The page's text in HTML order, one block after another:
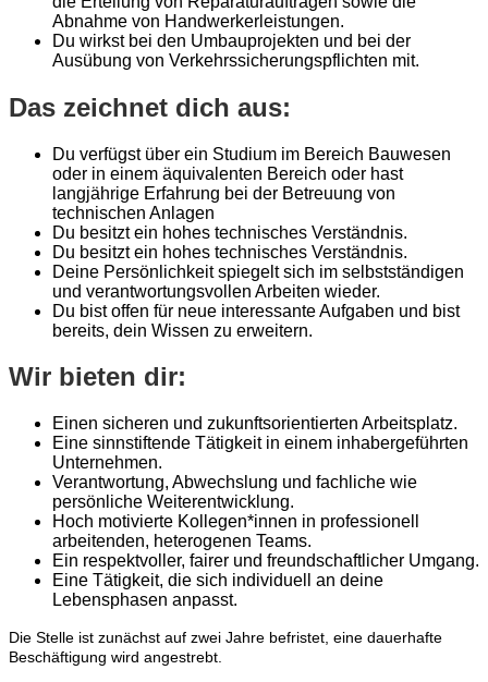
Abnahme von Handwerkerleistungen.
Du wirkst bei den Umbauprojekten und bei der
Ausübung von Verkehrssicherungspflichten mit.
Das zeichnet dich aus:
Du verfügst über ein Studium im Bereich Bauwesen
oder in einem äquivalenten Bereich oder hast
langjährige Erfahrung bei der Betreuung von
technischen Anlagen
Du besitzt ein hohes technisches Verständnis.
Du besitzt ein hohes technisches Verständnis.
Deine Persönlichkeit spiegelt sich im selbstständigen
und verantwortungsvollen Arbeiten wieder.
Du bist offen für neue interessante Aufgaben und bist
bereits, dein Wissen zu erweitern.
Wir bieten dir:
Einen sicheren und zukunftsorientierten Arbeitsplatz.
Eine sinnstiftende Tätigkeit in einem inhabergeführten
Unternehmen.
Verantwortung, Abwechslung und fachliche wie
persönliche Weiterentwicklung.
Hoch motivierte Kollegen*innen in professionell
arbeitenden, heterogenen Teams.
Ein respektvoller, fairer und freundschaftlicher Umgang.
Eine Tätigkeit, die sich individuell an deine
Lebensphasen anpasst.
Die Stelle ist zunächst auf zwei Jahre befristet, eine dauerhafte
Beschäftigung wird angestrebt.